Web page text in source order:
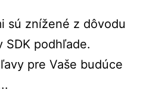
sú znížené z dôvodu
SDK podhľade.
pre Vaše budúce